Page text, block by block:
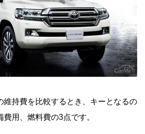
維持費を比較するとき、キーとなるの
用、燃料費の3点です。